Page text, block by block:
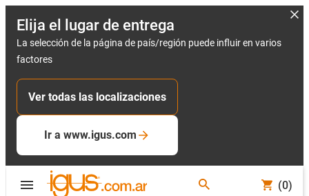
Elija el lugar de entrega
La selección de la página de país/región puede influir en varios
factores
Ver todas las localizaciones
Ir a www.igus.com
(0)